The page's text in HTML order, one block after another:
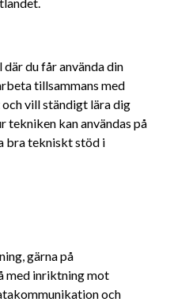
du får använda din
tillsammans med
vill ständigt lära dig
kan användas på
bra tekniskt stöd i
gärna på
med inriktning mot
och